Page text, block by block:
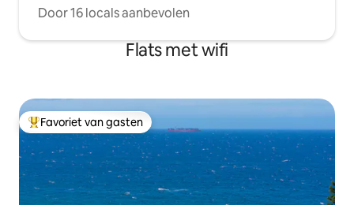
Door 16 locals aanbevolen
Flats met wifi
Topfavoriet van gasten
Favoriet van gasten